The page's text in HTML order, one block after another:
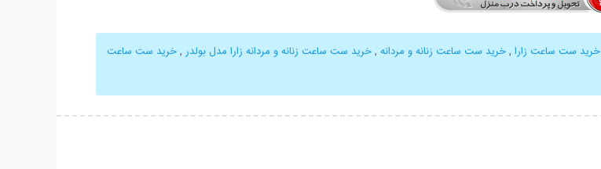
خرید ست ساعت زارا ,خرید ست ساعت زنانه و مردانه ,خرید ست ساعت زنانه و مردانه زارا مدل بولدر ,خرید ست ساعت